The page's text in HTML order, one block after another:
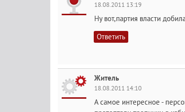
18.08.2011 13:19
Ну вот,партия власти
Ответить
Житель
18.08.2011 14:10
А самое интересное -